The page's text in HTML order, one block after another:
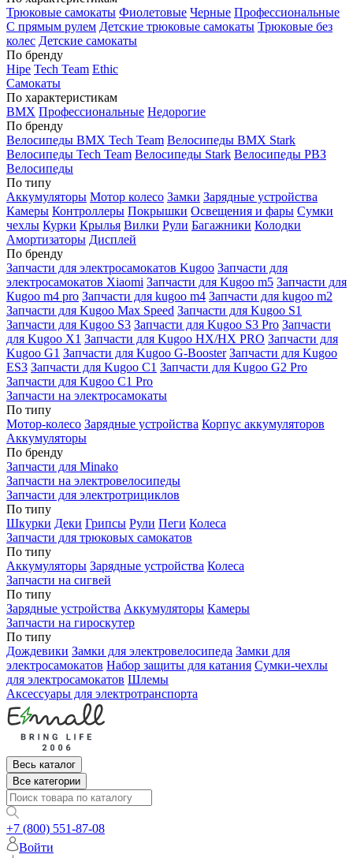
Трюковые самокаты Фиолетовые Черные Профессиональные
С прямым рулем Детские трюковые самокаты Трюковые без
колес Детские самокаты
По бренду
Hipe Tech Team Ethic
Самокаты
По характеристикам
BMX Профессиональные Недорогие
По бренду
Велосипеды BMX Tech Team Велосипеды BMX Stark
Велосипеды Tech Team Велосипеды Stark Велосипеды РВЗ
Велосипеды
По типу
Аккумуляторы Мотор колесо Замки Зарядные устройства
Камеры Контроллеры Покрышки Освещения и фары Сумки
чехлы Курки Крылья Вилки Рули Багажники Колодки
Амортизаторы Дисплей
По бренду
Запчасти для электросамокатов Kugoo Запчасти для
электросамокатов Xiaomi Запчасти для Kugoo m5 Запчасти для
Кugoo m4 pro Запчасти для kugoo m4 Запчасти для kugoo m2
Запчасти для Kugoo Max Speed Запчасти для Kugoo S1
Запчасти для Kugoo S3 Запчасти для Kugoo S3 Pro Запчасти
для Kugoo X1 Запчасти для Kugoo HX/HX PRO Запчасти для
Kugoo G1 Запчасти для Kugoo G-Booster Запчасти для Kugoo
ES3 Запчасти для Kugoo C1 Запчасти для Kugoo G2 Pro
Запчасти для Kugoo C1 Pro
Запчасти на электросамокаты
По типу
Мотор-колесо Зарядные устройства Корпус аккумуляторов
Аккумуляторы
По бренду
Запчасти для Minako
Запчасти на электровелосипеды
Запчасти для электротрициклов
По типу
Шкурки Деки Грипсы Рули Пеги Колеса
Запчасти для трюковых самокатов
По типу
Аккумуляторы Зарядные устройства Колеса
Запчасти на сигвей
По типу
Зарядные устройства Аккумуляторы Камеры
Запчасти на гироскутер
По типу
Дождевики Замки для электровелосипеда Замки для
электросамокатов Набор защиты для катания Сумки-чехлы
для электросамокатов Шлемы
Аксессуары для электротранспорта
Весь каталог
Все категории
+7 (800) 551-87-08
Войти